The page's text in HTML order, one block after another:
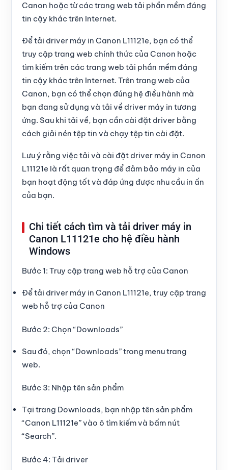
Canon hoặc từ các trang web tải phần mềm đáng
tin cậy khác trên Internet.
Để tải driver máy in Canon L11121e, bạn có thể
truy cập trang web chính thức của Canon hoặc
tìm kiếm trên các trang web tải phần mềm đáng
tin cậy khác trên Internet. Trên trang web của
Canon, bạn có thể chọn đúng hệ điều hành mà
bạn đang sử dụng và tải về driver máy in tương
ứng. Sau khi tải về, bạn cần cài đặt driver bằng
cách giải nén tệp tin và chạy tệp tin cài đặt.
Lưu ý rằng việc tải và cài đặt driver máy in Canon
L11121e là rất quan trọng để đảm bảo máy in của
bạn hoạt động tốt và đáp ứng được nhu cầu in ấn
của bạn.
Chi tiết cách tìm và tải driver máy in
Canon L11121e cho hệ điều hành
Windows
Bước 1: Truy cập trang web hỗ trợ của Canon
Để tải driver máy in Canon L11121e, truy cập trang
web hỗ trợ của Canon
Bước 2: Chọn “Downloads”
Sau đó, chọn “Downloads” trong menu trang
web.
Bước 3: Nhập tên sản phẩm
Tại trang Downloads, bạn nhập tên sản phẩm
“Canon L11121e” vào ô tìm kiếm và bấm nút
“Search”.
Bước 4: Tải driver